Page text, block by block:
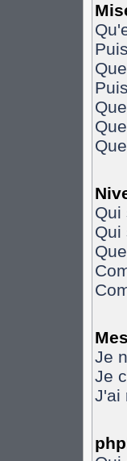
Qui
Qui
Je
Je
J'ai